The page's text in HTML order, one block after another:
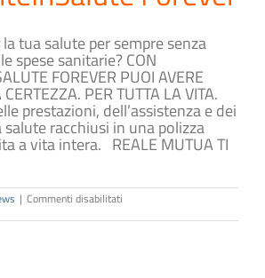
tua salute per sempre senza
spese sanitarie? CON
FOREVER PUOI AVERE
PER TUTTA LA VITA.
prestazioni, dell’assistenza e dei
salute racchiusi in una polizza
a vita intera. REALE MUTUA TI
| Commenti disabilitati
Forever